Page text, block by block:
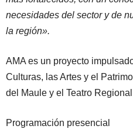
necesidades del sector y de
la región».
AMA es un proyecto
Culturas, las Artes y el
del Maule y el Teatro
Programación presencial